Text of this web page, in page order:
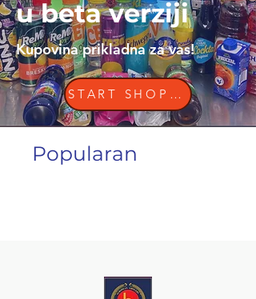
u beta verziji
Kupovina prikladna za vas!
START SHOPPING
Popularan